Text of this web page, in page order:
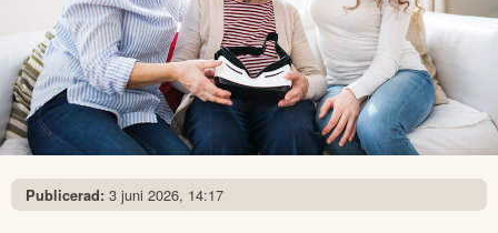
Publicerad: 3 juni 2026, 14:17